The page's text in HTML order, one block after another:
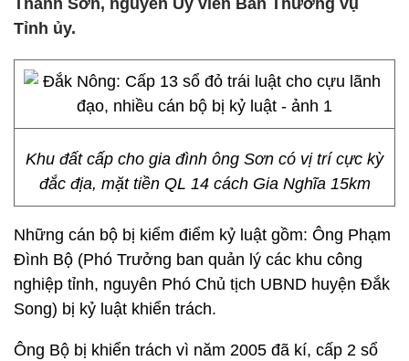
Thanh Sơn, nguyên Ủy viên Ban Thường vụ
Tỉnh ủy.
Khu đất cấp cho gia đình ông Sơn có vị trí cực kỳ
đắc địa, mặt tiền QL 14 cách Gia Nghĩa 15km
Những cán bộ bị kiểm điểm kỷ luật gồm: Ông Phạm
Đình Bộ (Phó Trưởng ban quản lý các khu công
nghiệp tỉnh, nguyên Phó Chủ tịch UBND huyện Đắk
Song) bị kỷ luật khiển trách.
Ông Bộ bị khiển trách vì năm 2005 đã kí, cấp 2 sổ